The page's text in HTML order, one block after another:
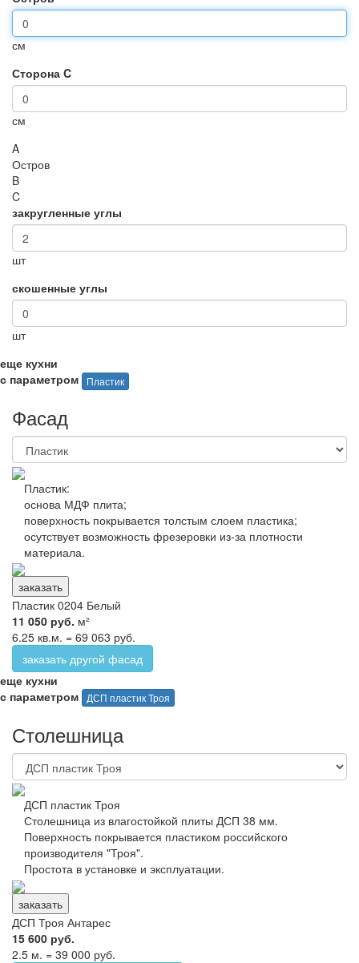
см
Сторона C
см
A
Остров
B
C
закругленные углы
шт
скошенные углы
шт
еще кухни
с параметром
Пластик
Фасад
Пластик:
основа МДФ плита;
поверхность покрывается толстым слоем пластика;
осутствует возможность фрезеровки из-за плотности
материала.
заказать
Пластик 0204 Белый
11 050 руб. м²
6.25 кв.м. = 69 063 руб.
заказать другой фасад
еще кухни
с параметром
ДСП пластик Троя
Столешница
ДСП пластик Троя
Столешница из влагостойкой плиты ДСП 38 мм.
Поверхность покрывается пластиком российского
производителя "Троя".
Простота в установке и эксплуатации.
заказать
ДСП Троя Антарес
15 600 руб.
2.5 м. = 39 000 руб.